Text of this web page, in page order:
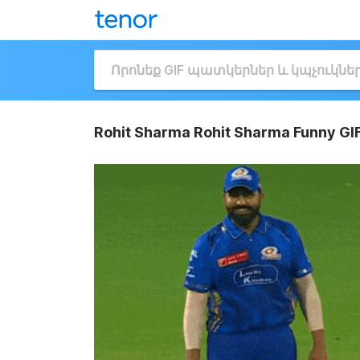
Rohit Sharma Rohit Sharma Funny